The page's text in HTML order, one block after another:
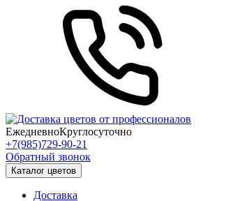
ЕжедневноКруглосуточно
+7(985)729-90-21
Обратный звонок
Каталог цветов
Доставка